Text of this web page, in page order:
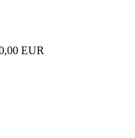
EUR